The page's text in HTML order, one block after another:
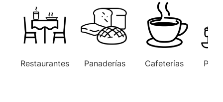
Restaurantes Panaderías Cafeterías